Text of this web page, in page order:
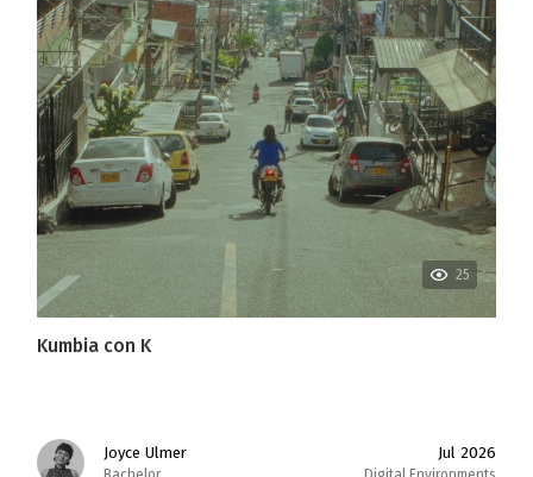
25
Kumbia con K
Joyce Ulmer Jul 2026